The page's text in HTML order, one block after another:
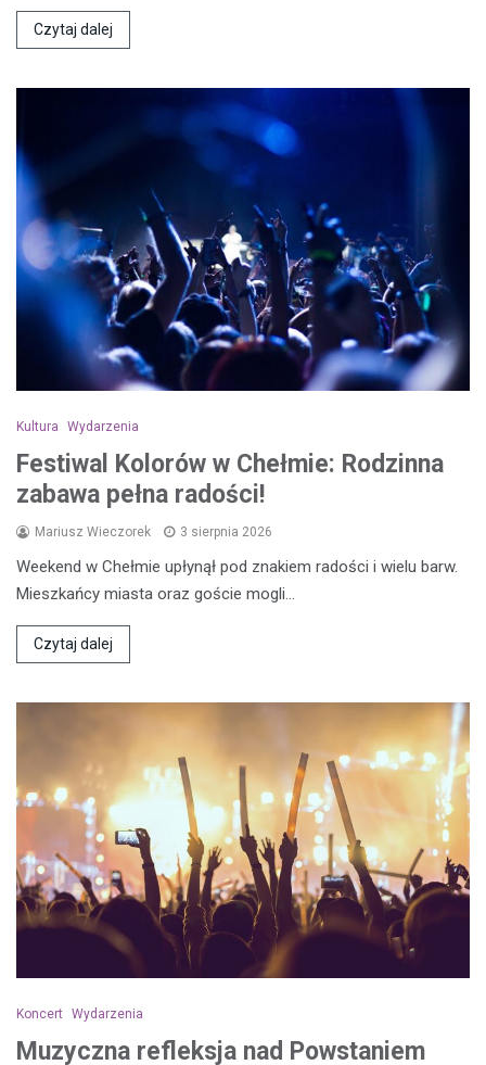
Czytaj dalej
Kultura Wydarzenia
Festiwal Kolorów w Chełmie: Rodzinna
zabawa pełna radości!
Mariusz Wieczorek 3 sierpnia 2026
Weekend w Chełmie upłynął pod znakiem radości i wielu barw.
Mieszkańcy miasta oraz goście mogli…
Czytaj dalej
Koncert Wydarzenia
Muzyczna refleksja nad Powstaniem